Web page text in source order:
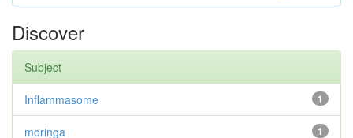
Discover
Subject
1
Inflammasome
1
moringa